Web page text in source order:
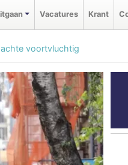
Vacatures Krant
voortvluchtig